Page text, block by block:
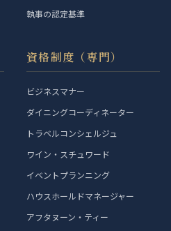
執事の認定基準
資格制度（専門）
ビジネスマナー
ダイニングコーディネーター
トラベルコンシェルジュ
ワイン・スチュワード
イベントプランニング
ハウスホールドマネージャー
アフタヌーン・ティー